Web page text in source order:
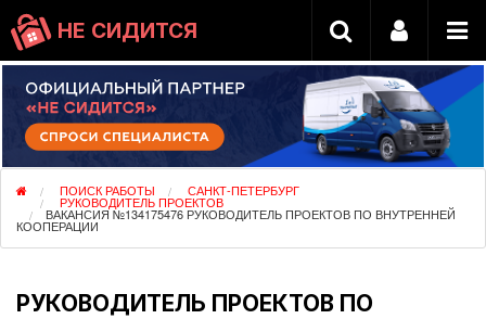
НЕ СИДИТСЯ
ПОИСК РАБОТЫ САНКТ-ПЕТЕРБУРГ
РУКОВОДИТЕЛЬ ПРОЕКТОВ
ВАКАНСИЯ №134175476 РУКОВОДИТЕЛЬ ПРОЕКТОВ ПО ВНУТРЕННЕЙ
КООПЕРАЦИИ
РУКОВОДИТЕЛЬ ПРОЕКТОВ ПО